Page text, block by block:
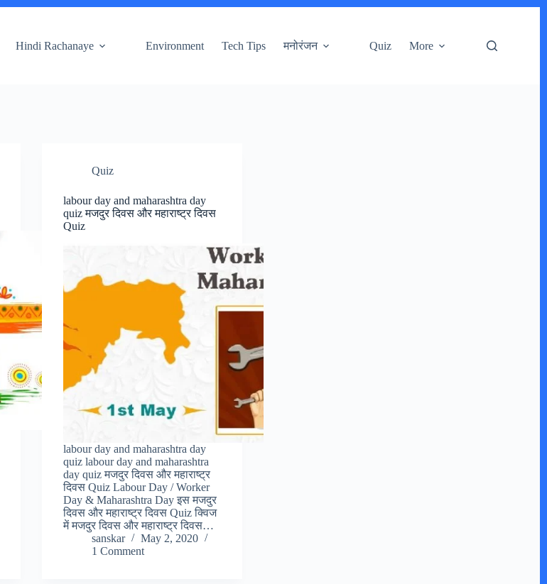
Hindi Rachanaye Environment Tech Tips मनोरंजन Quiz More
Quiz
labour day and maharashtra day
quiz मजदुर दिवस और महाराष्ट्र दिवस
Quiz
labour day and maharashtra day
quiz labour day and maharashtra
day quiz मजदुर दिवस और महाराष्ट्र
दिवस Quiz Labour Day / Worker
Day & Maharashtra Day इस मजदुर
दिवस और महाराष्ट्र दिवस Quiz क्विज
में मजदुर दिवस और महाराष्ट्र दिवस…
sanskar
May 2, 2020
1 Comment